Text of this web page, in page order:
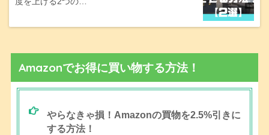
Amazonでお得に買い物する方法！
やらなきゃ損！Amazonの買物を2.5%引きに
する方法！